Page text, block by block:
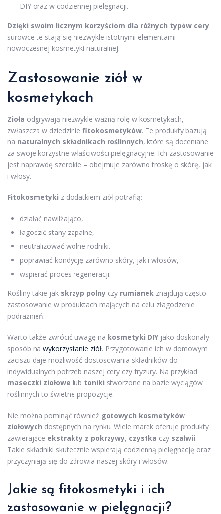
DIY oraz w codziennej pielęgnacji.
Dzięki swoim licznym korzyściom dla różnych typów cery
surowce te stają się niezwykle istotnymi elementami
nowoczesnej kosmetyki naturalnej.
Zastosowanie ziół w
kosmetykach
Zioła odgrywają niezwykle ważną rolę w kosmetykach,
zwłaszcza w dziedzinie fitokosmetyków. Te produkty bazują
na naturalnych składnikach roślinnych, które są doceniane
za swoje korzystne właściwości pielęgnacyjne. Ich zastosowanie
jest naprawdę szerokie – obejmuje zarówno troskę o skórę, jak
i włosy.
Fitokosmetyki z dodatkiem ziół potrafią:
działać nawilżająco,
łagodzić stany zapalne,
neutralizować wolne rodniki.
poprawiać kondycję zarówno skóry, jak i włosów,
wspierać proces regeneracji.
Rośliny takie jak skrzyp polny czy rumianek znajdują często
zastosowanie w produktach mających na celu złagodzenie
podrażnień.
Warto także zwrócić uwagę na kosmetyki DIY jako doskonały
sposób na wykorzystanie ziół. Przygotowanie ich w domowym
zaciszu daje możliwość dostosowania składników do
indywidualnych potrzeb naszej cery czy fryzury. Na przykład
maseczki ziołowe lub toniki stworzone na bazie wyciągów
roślinnych to świetne propozycje.
Nie można pominąć również gotowych kosmetyków
ziołowych dostępnych na rynku. Wiele marek oferuje produkty
zawierające ekstrakty z pokrzywy, czystka czy szałwii.
Takie składniki skutecznie wspierają codzienną pielęgnację oraz
przyczyniają się do zdrowia naszej skóry i włosów.
Jakie są fitokosmetyki i ich
zastosowanie w pielęgnacji?